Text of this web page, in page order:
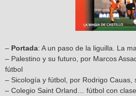
– Portada: A un paso de la liguilla. La
– Palestino y su futuro, por Marcos
fútbol
– Sicología y fútbol, por Rodrigo Cauas,
– Colegio Saint Orland… fútbol con clase.